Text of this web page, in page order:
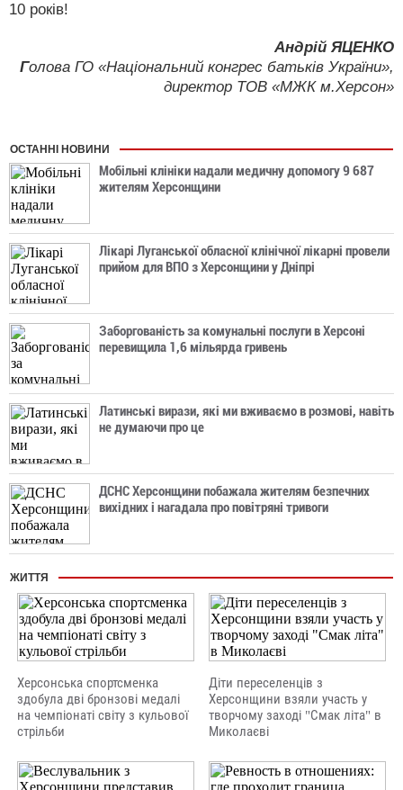
10 років!
Андрій ЯЦЕНКО
Голова ГО «Національний конгрес батьків України»,
директор ТОВ «МЖК м.Херсон»
ОСТАННІ НОВИНИ
Мобільні клініки надали медичну допомогу 9 687
жителям Херсонщини
Лікарі Луганської обласної клінічної лікарні провели
прийом для ВПО з Херсонщини у Дніпрі
Заборгованість за комунальні послуги в Херсоні
перевищила 1,6 мільярда гривень
Латинські вирази, які ми вживаємо в розмові, навіть
не думаючи про це
ДСНС Херсонщини побажала жителям безпечних
вихідних і нагадала про повітряні тривоги
ЖИТТЯ
Херсонська спортсменка
здобула дві бронзові медалі
на чемпіонаті світу з кульової
стрільби
Діти переселенців з
Херсонщини взяли участь у
творчому заході "Смак літа" в
Миколаєві